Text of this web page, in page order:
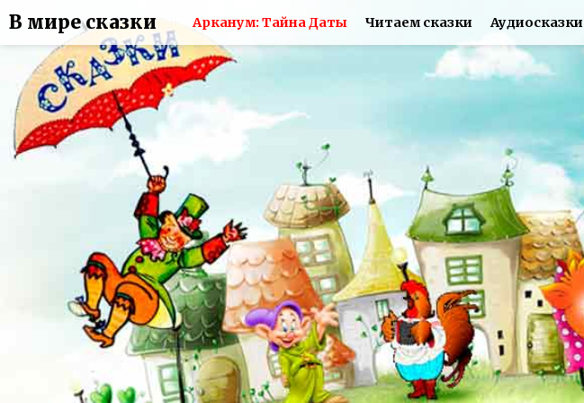
В мире сказки Арканум: Тайна Даты Читаем сказки Аудиосказки